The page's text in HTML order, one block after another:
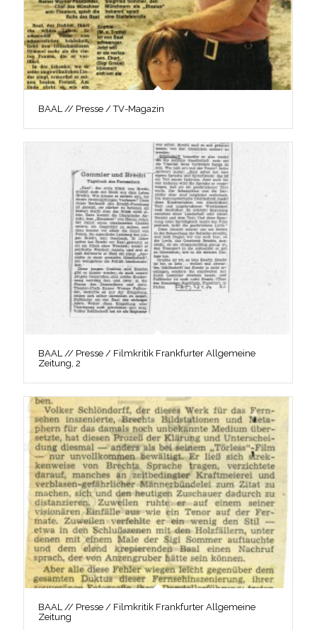
BAAL // Presse / TV-Magazin
BAAL // Presse / Filmkritik Frankfurter Allgemeine
Zeitung, 2
BAAL // Presse / Filmkritik Frankfurter Allgemeine
Zeitung